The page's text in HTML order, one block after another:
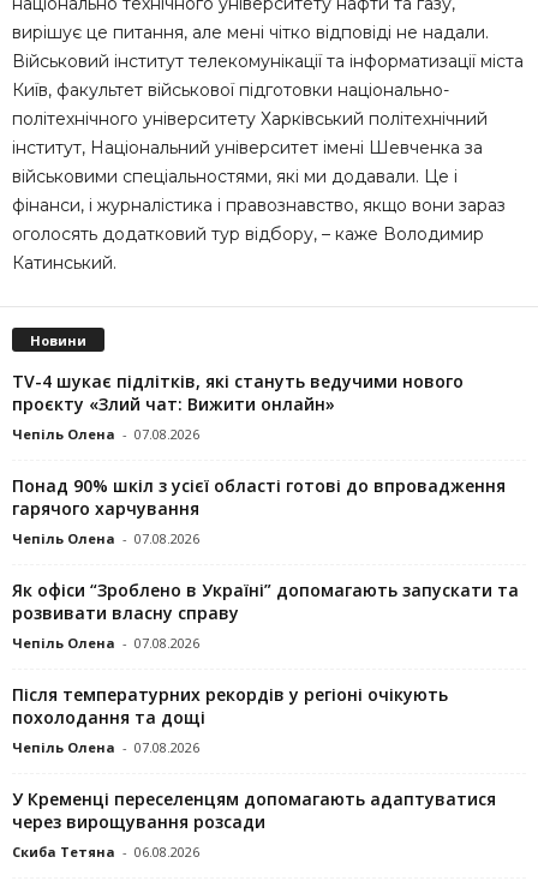
вирішує це питання, але мені чітко відповіді не надали.
Військовий інститут телекомунікації та інформатизації міста
Київ, факультет військової підготовки національно-
політехнічного університету Харківський політехнічний
інститут, Національний університет імені Шевченка за
військовими спеціальностями, які ми додавали. Це і
фінанси, і журналістика і правознавство, якщо вони зараз
оголосять додатковий тур відбору, – каже Володимир
Катинський.
Новини
TV-4 шукає підлітків, які стануть ведучими нового
проєкту «Злий чат: Вижити онлайн»
Чепіль Олена - 07.08.2026
Понад 90% шкіл з усієї області готові до впровадження
гарячого харчування
Чепіль Олена - 07.08.2026
Як офіси “Зроблено в Україні” допомагають запускaти та
розвивати власну справу
Чепіль Олена - 07.08.2026
Після температурних рекордів у регіоні очікують
похолодання та дощі
Чепіль Олена - 07.08.2026
У Кременці переселенцям допомагають адаптуватися
через вирощування розсади
Скиба Тетяна - 06.08.2026